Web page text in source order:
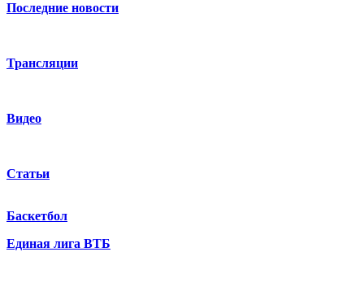
Последние новости
Трансляции
Видео
Статьи
Баскетбол
Единая лига ВТБ